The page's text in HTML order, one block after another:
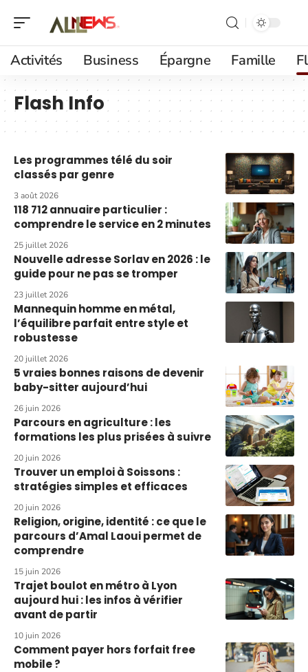
Activités Business Épargne Famille
Flash Info
Les programmes télé du soir
classés par genre
3 août 2026
118 712 annuaire particulier :
comprendre le service en 2 minutes
25 juillet 2026
Nouvelle adresse Sorlav en 2026 : le
guide pour ne pas se tromper
23 juillet 2026
Mannequin homme en métal,
l’équilibre parfait entre style et
robustesse
20 juillet 2026
5 vraies bonnes raisons de devenir
baby-sitter aujourd’hui
26 juin 2026
Parcours en agriculture : les
formations les plus prisées à suivre
20 juin 2026
Trouver un emploi à Soissons :
stratégies simples et efficaces
20 juin 2026
Religion, origine, identité : ce que le
parcours d’Amal Laoui permet de
comprendre
15 juin 2026
Trajet boulot en métro à Lyon
aujourd hui : les infos à vérifier
avant de partir
10 juin 2026
Comment payer hors forfait free
mobile ?